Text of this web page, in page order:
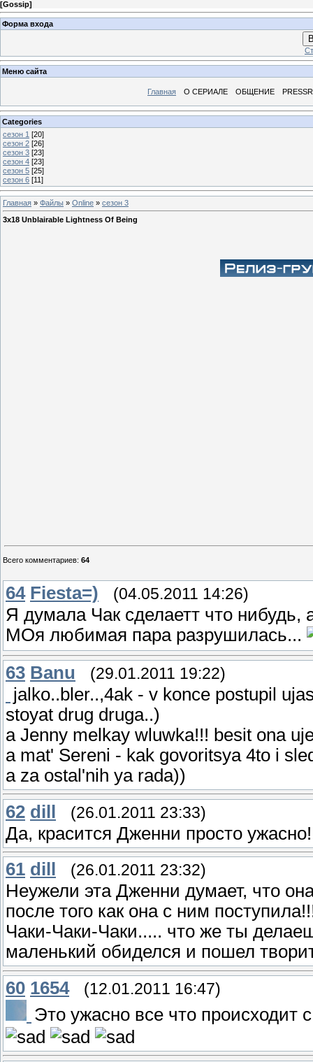
[Gossip]
Форма входа
Меню сайта
Главная О СЕРИАЛЕ ОБЩЕНИЕ
Categories
сезон 1 [20]
сезон 2 [26]
сезон 3 [23]
сезон 4 [23]
сезон 5 [25]
сезон 6 [11]
Главная » Файлы » Online » сезон 3
3х18 Unblairable Lightness Of Being
Всего комментариев: 64
64 Fiesta=) (04.05.2011 14:26)
Я думала Чак сделаетт что нибудь,
МОя любимая пара разрушилась...
63 Banu (29.01.2011 19:22)
jalko..bler..,4ak - v konce postupil
stoyat drug druga..)
a Jenny melkay wluwka!!! besit ona
a mat' Sereni - kak govoritsya 4to i
a za ostal'nih ya rada))
62 dill (26.01.2011 23:33)
Да, красится Дженни просто
61 dill (26.01.2011 23:32)
Неужели эта Дженни думает, что
после того как она с ним
Чаки-Чаки-Чаки..... что же ты
маленький обиделся и пошел
60 1654 (12.01.2011 16:47)
Это ужасно все что происходит